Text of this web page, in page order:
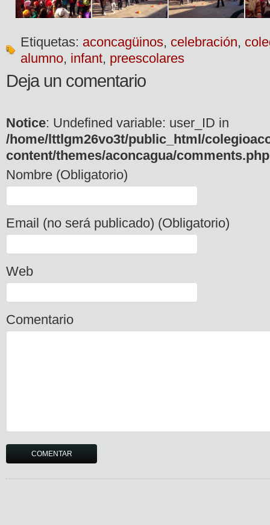
Etiquetas: aconcagüinos, celebración,
alumno, infant, preescolares
Deja un comentario
Notice: Undefined variable: user_ID in
/home/lttlgm26vo3t/public_html/
content/themes/aconcagua/comments.php
Nombre (Obligatorio)
Email (no será publicado) (Obligatorio)
Web
Comentario